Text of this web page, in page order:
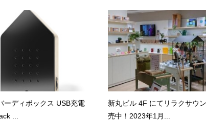
ーディボックス USB充電
...
新丸ビル 4F にてリラクサウ
売中！2023年1月...